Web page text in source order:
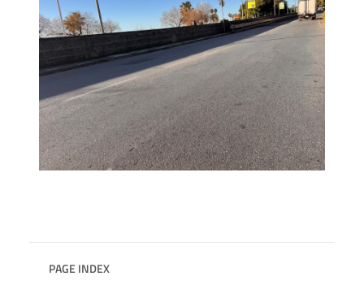
PAGE INDEX